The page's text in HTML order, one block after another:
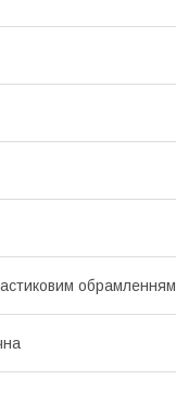
обрамленням